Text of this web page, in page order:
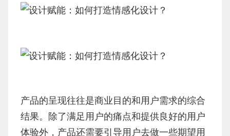
产品的呈现往往是商业目的和用户需求的综合
结果。除了满足用户的痛点和提供良好的用户
体验外，产品还需要引导用户去做一些期望用